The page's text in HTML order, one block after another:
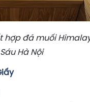
hợp đá muối
Hà Nội